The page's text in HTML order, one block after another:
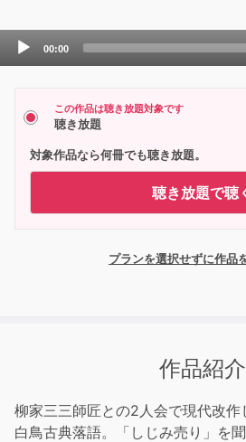
Audio
00:00
この作品は聴き放題対象です
聴き放題
対象作品なら何冊でも聴き放題。
聴き放題で聴
プランを選択せずに作品
作品紹介
柳家三三師匠との2人会で現代改
白鳥古典落語。「しじみ売り」を